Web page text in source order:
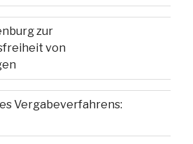
zur
von
Vergabeverfahrens: